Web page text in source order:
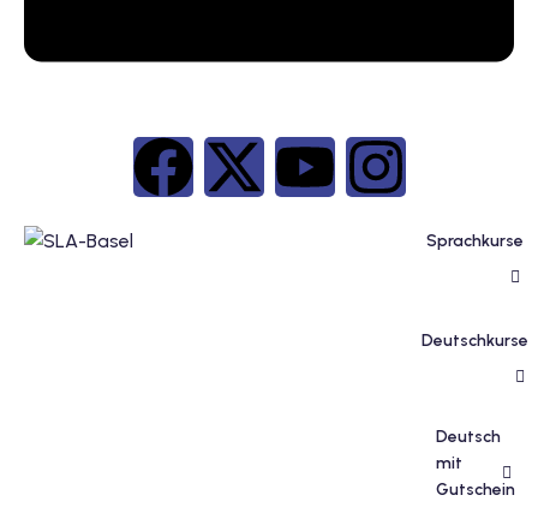
Sprachkurse
Deutschkurse
Deutsch
mit
Gutschein
Französisch